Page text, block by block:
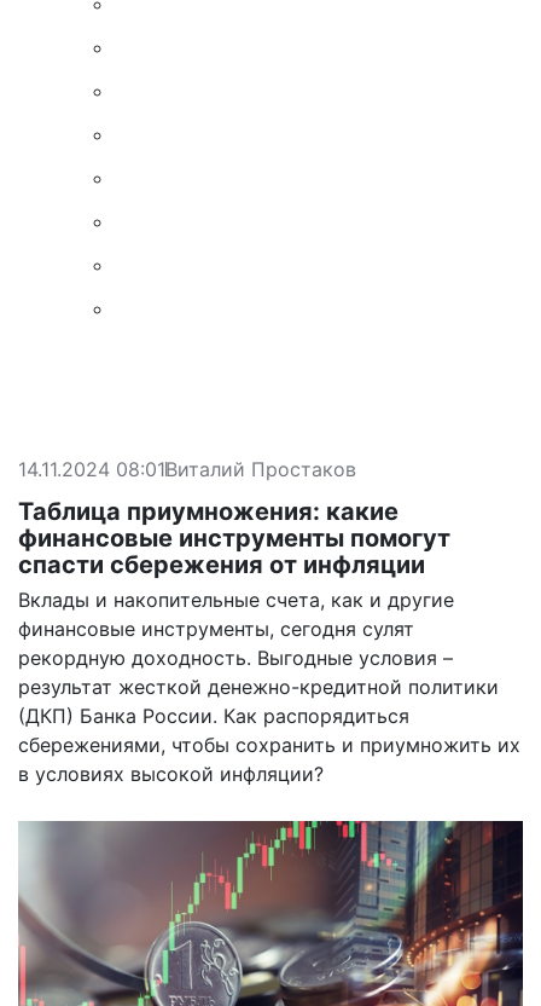
14.11.2024 08:01Виталий Простаков
Таблица приумножения: какие
финансовые инструменты помогут
спасти сбережения от инфляции
Вклады и накопительные счета, как и другие
финансовые инструменты, сегодня сулят
рекордную доходность. Выгодные условия –
результат жесткой денежно-кредитной политики
(ДКП) Банка России. Как распорядиться
сбережениями, чтобы сохранить и приумножить их
в условиях высокой инфляции?